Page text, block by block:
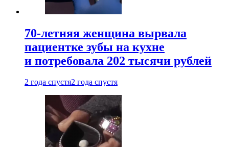
70-летняя женщина вырвала
пациентке зубы на кухне
и потребовала 202 тысячи рублей
2 года спустя2 года спустя